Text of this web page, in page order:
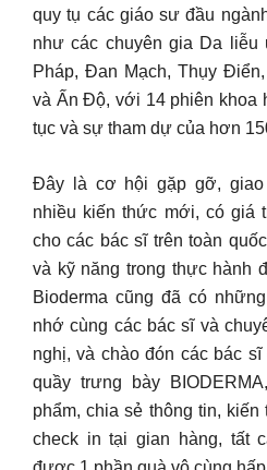
quy tụ các giáo sư đầu
như các chuyên gia Da liễu
Pháp, Đan Mạch, Thụy
và Ấn Độ, với 14 phiên khoa
tục và sự tham dự của hơn
Đây là cơ hội gặp gỡ,
nhiều kiến thức mới, có giá
cho các bác sĩ trên toàn
và kỹ năng trong thực hành
Bioderma cũng đã có
nhớ cùng các bác sĩ và
nghị, và chào đón các bác
quầy trưng bày
phẩm, chia sẻ thông tin,
check in tại gian hàng, tất